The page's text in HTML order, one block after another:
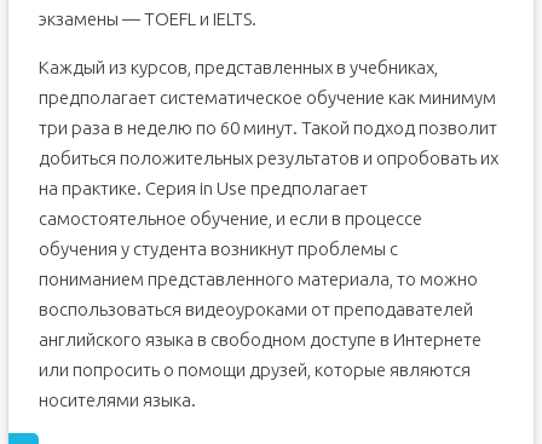
экзамены — TOEFL и IELTS.
Каждый из курсов, представленных в учебниках,
предполагает систематическое обучение как минимум
три раза в неделю по 60 минут. Такой подход позволит
добиться положительных результатов и опробовать их
на практике. Серия in Use предполагает
самостоятельное обучение, и если в процессе
обучения у студента возникнут проблемы с
пониманием представленного материала, то можно
воспользоваться видеоуроками от преподавателей
английского языка в свободном доступе в Интернете
или попросить о помощи друзей, которые являются
носителями языка.